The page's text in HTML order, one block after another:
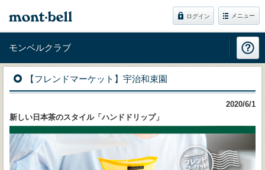
ログイン メニュー
モンベルクラブ
【フレンドマーケット】宇治和束園
2020/6/1
新しい日本茶のスタイル「ハンドドリップ」